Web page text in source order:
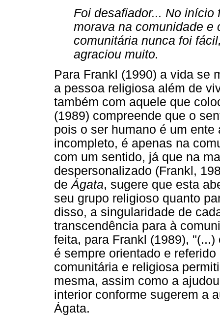
Foi desafiador... No
morava na comunidade e
comunitária nunca foi
agraciou muito.
Para Frankl (1990) a vida se
a pessoa religiosa além de
também com aquele que
(1989) compreende que o
pois o ser humano é um
incompleto, é apenas na
com um sentido, já que na
despersonalizado (Frankl,
deÁgata, sugere que esta
seu grupo religioso quanto
disso, a singularidade de
transcendência para à
feita, para Frankl (1989),
é sempre orientado e
comunitária e religiosa
mesma, assim como a
interior conforme sugerem a
Ágata.